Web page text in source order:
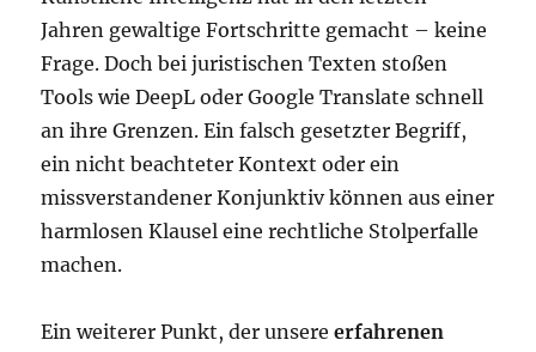
Jahren gewaltige Fortschritte gemacht – keine
Frage. Doch bei juristischen Texten stoßen
Tools wie DeepL oder Google Translate schnell
an ihre Grenzen. Ein falsch gesetzter Begriff,
ein nicht beachteter Kontext oder ein
missverstandener Konjunktiv können aus einer
harmlosen Klausel eine rechtliche Stolperfalle
machen.
Ein weiterer Punkt, der unsereerfahrenen